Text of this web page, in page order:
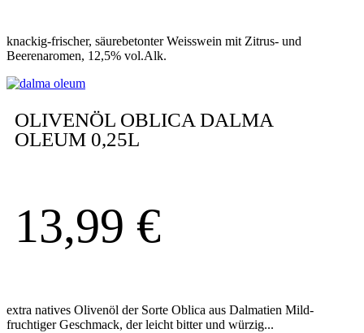
knackig-frischer, säurebetonter Weisswein mit Zitrus- und
Beerenaromen, 12,5% vol.Alk.
OLIVENÖL OBLICA DALMA
OLEUM 0,25L
13,99 €
extra natives Olivenöl der Sorte Oblica aus Dalmatien Mild-
fruchtiger Geschmack, der leicht bitter und würzig...